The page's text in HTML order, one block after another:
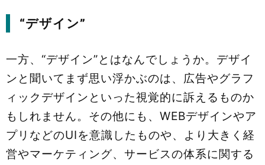
“デザイン”
一方、“デザイン”とはなんでしょうか。デザイ
ンと聞いてまず思い浮かぶのは、広告やグラフ
ィックデザインといった視覚的に訴えるものか
もしれません。その他にも、WEBデザインやア
プリなどのUIを意識したものや、より大きく経
営やマーケティング、サービスの体系に関する